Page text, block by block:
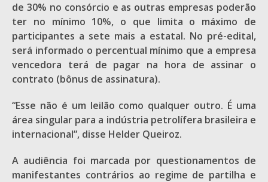
de 30% no consórcio e as outras empresas poderão
ter no mínimo 10%, o que limita o máximo de
participantes a sete mais a estatal. No pré-edital,
será informado o percentual mínimo que a empresa
vencedora terá de pagar na hora de assinar o
contrato (bônus de assinatura).
“Esse não é um leilão como qualquer outro. É uma
área singular para a indústria petrolífera brasileira e
internacional”, disse Helder Queiroz.
A audiência foi marcada por questionamentos de
manifestantes contrários ao regime de partilha e